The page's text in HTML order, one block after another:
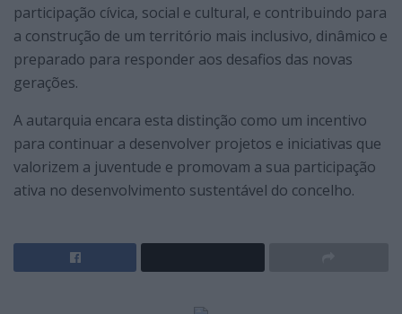
participação cívica, social e cultural, e contribuindo para
a construção de um território mais inclusivo, dinâmico e
preparado para responder aos desafios das novas
gerações.
A autarquia encara esta distinção como um incentivo
para continuar a desenvolver projetos e iniciativas que
valorizem a juventude e promovam a sua participação
ativa no desenvolvimento sustentável do concelho.